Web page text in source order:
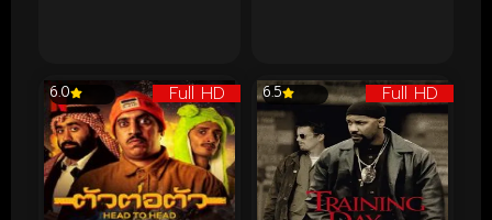
Full HD
6.0 Full HD
6.5